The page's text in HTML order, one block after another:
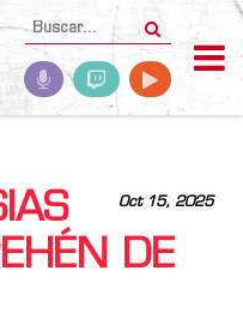
Oct 15, 2025
DE